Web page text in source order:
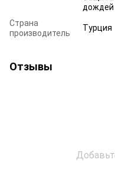
дождей
Страна
производитель
Турция
Отзывы